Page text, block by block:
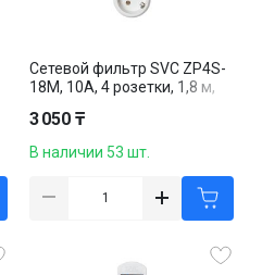
Сетевой фильтр SVC ZP4S-
18M, 10А, 4 розетки, 1,8 м,
3 050 ₸
В наличии 53 шт.